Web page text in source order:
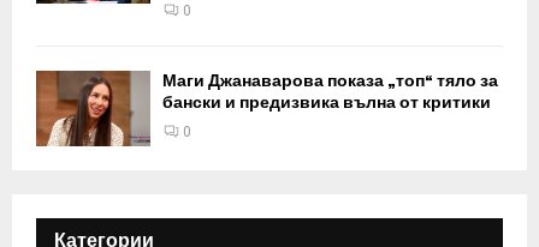
0
Маги Джанаварова показа „топ“ тяло за
бански и предизвика вълна от критики
0
Категории